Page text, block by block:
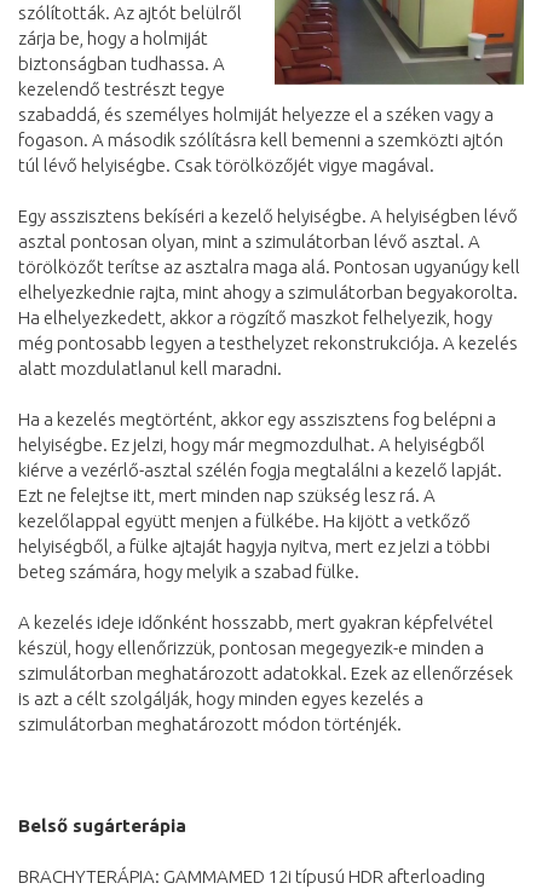
szólították. Az ajtót belülről
zárja be, hogy a holmiját
biztonságban tudhassa. A
kezelendő testrészt tegye
szabaddá, és személyes holmiját helyezze el a széken vagy a
fogason. A második szólításra kell bemenni a szemközti ajtón
túl lévő helyiségbe. Csak törölközőjét vigye magával.
Egy asszisztens bekíséri a kezelő helyiségbe. A helyiségben lévő
asztal pontosan olyan, mint a szimulátorban lévő asztal. A
törölközőt terítse az asztalra maga alá. Pontosan ugyanúgy kell
elhelyezkednie rajta, mint ahogy a szimulátorban begyakorolta.
Ha elhelyezkedett, akkor a rögzítő maszkot felhelyezik, hogy
még pontosabb legyen a testhelyzet rekonstrukciója. A kezelés
alatt mozdulatlanul kell maradni.
Ha a kezelés megtörtént, akkor egy asszisztens fog belépni a
helyiségbe. Ez jelzi, hogy már megmozdulhat. A helyiségből
kiérve a vezérlő-asztal szélén fogja megtalálni a kezelő lapját.
Ezt ne felejtse itt, mert minden nap szükség lesz rá. A
kezelőlappal együtt menjen a fülkébe. Ha kijött a vetkőző
helyiségből, a fülke ajtaját hagyja nyitva, mert ez jelzi a többi
beteg számára, hogy melyik a szabad fülke.
A kezelés ideje időnként hosszabb, mert gyakran képfelvétel
készül, hogy ellenőrizzük, pontosan megegyezik-e minden a
szimulátorban meghatározott adatokkal. Ezek az ellenőrzések
is azt a célt szolgálják, hogy minden egyes kezelés a
szimulátorban meghatározott módon történjék.
Belső sugárterápia
BRACHYTERÁPIA: GAMMAMED 12i típusú HDR afterloading